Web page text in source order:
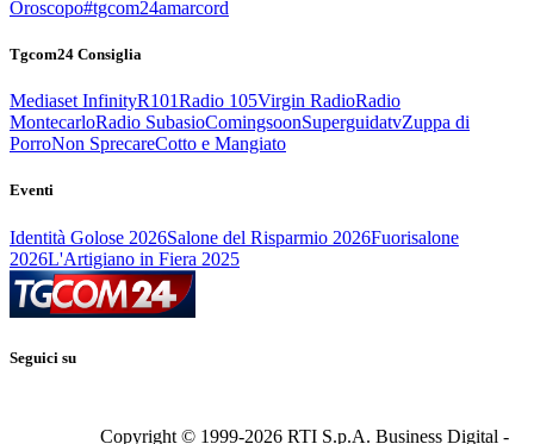
Oroscopo#tgcom24amarcord
Tgcom24 Consiglia
Mediaset InfinityR101Radio 105Virgin RadioRadio
MontecarloRadio SubasioComingsoonSuperguidatvZuppa di
PorroNon SprecareCotto e Mangiato
Eventi
Identità Golose 2026Salone del Risparmio 2026Fuorisalone
2026L'Artigiano in Fiera 2025
Seguici su
Copyright © 1999-2026 RTI S.p.A. Business Digital -